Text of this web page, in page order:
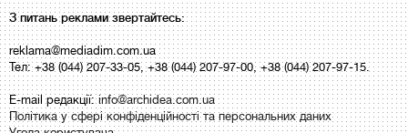
З питань реклами звертайтесь:
reklama@mediadim.com.ua
Тел: +38 (044) 207-33-05, +38 (044) 207-97-00, +38 (044) 207-97-15.
E-mail редакції:info@archidea.com.ua
Політика у сфері конфіденційності та персональних даних